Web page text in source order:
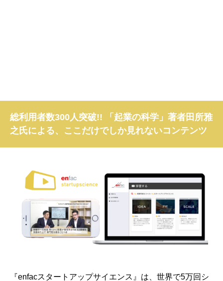
総利用者数300人突破!! 「起業の科学」著者田所雅
之氏による、ここだけでしか見れないコンテンツ
『enfacスタートアップサイエンス』は、 世界で5万回シ